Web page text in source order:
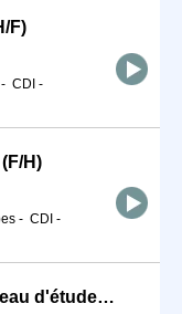
F)
- CDI -
H)
- CDI -
Ingénieur Electrotechnique - Bureau d'études (F/H)